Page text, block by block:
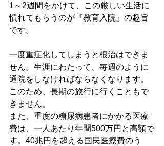
1～2週間をかけて、この厳しい生活に
慣れてもらうのが『教育入院』の趣旨
です。
一度重症化してしまうと根治はできま
せん。生涯にわたって、毎週のように
通院をしなければならなくなります。
このため、長期の旅行に行くこともで
きません。
また、重度の糖尿病患者にかかる医療
費は、一人あたり年間500万円と高額で
す。40兆円を超える国民医療費のう